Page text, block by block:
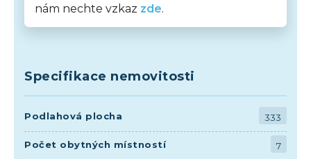
nám nechte vzkaz zde.
Specifikace nemovitosti
Podlahová plocha 333
Počet obytných místností 7